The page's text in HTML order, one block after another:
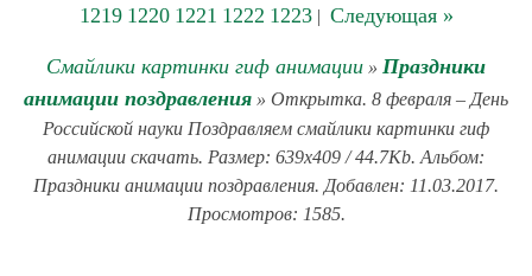
1219 1220 1221 1222 1223| Следующая »
Смайлики картинки гиф анимации » Праздники
анимации поздравления » Открытка. 8 февраля – День
Российской науки Поздравляем смайлики картинки гиф
анимации скачать. Размер: 639x409 / 44.7Kb. Альбом:
Праздники анимации поздравления. Добавлен: 11.03.2017.
Просмотров: 1585.